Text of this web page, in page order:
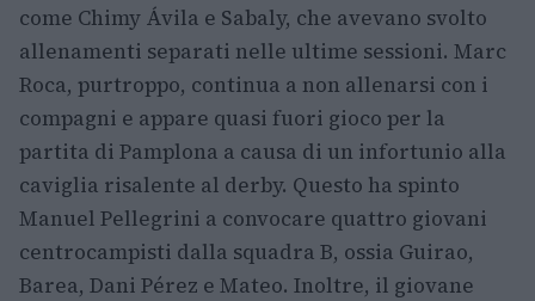
come Chimy Ávila e Sabaly, che avevano svolto
allenamenti separati nelle ultime sessioni. Marc
Roca, purtroppo, continua a non allenarsi con i
compagni e appare quasi fuori gioco per la
partita di Pamplona a causa di un infortunio alla
caviglia risalente al derby. Questo ha spinto
Manuel Pellegrini a convocare quattro giovani
centrocampisti dalla squadra B, ossia Guirao,
Barea, Dani Pérez e Mateo. Inoltre, il giovane